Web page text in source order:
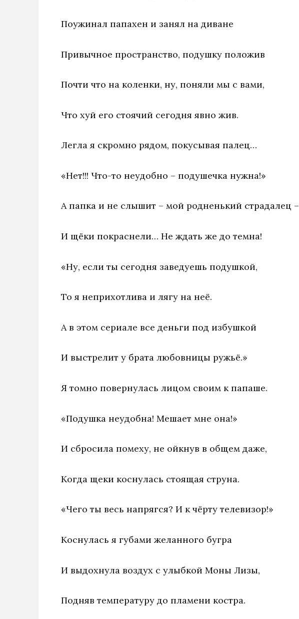
Поужинал папахен и занял на диване
Привычное пространство, подушку положив
Почти что на коленки, ну, поняли мы с вами,
Что хуй его стоячий сегодня явно жив.
Легла я скромно рядом, покусывая палец…
«Нет!!! Что-то неудобно – подушечка нужна!»
А папка и не слышит – мой родненький страдалец –
И щёки покраснели… Не ждать же до темна!
«Ну, если ты сегодня заведуешь подушкой,
То я неприхотлива и лягу на неё.
А в этом сериале все деньги под избушкой
И выстрелит у брата любовницы ружьё.»
Я томно повернулась лицом своим к папаше.
«Подушка неудобна! Мешает мне она!»
И сбросила помеху, не ойкнув в общем даже,
Когда щеки коснулась стоящая струна.
«Чего ты весь напрягся? И к чёрту телевизор!»
Коснулась я губами желанного бугра
И выдохнула воздух с улыбкой Моны Лизы,
Подняв температуру до пламени костра.